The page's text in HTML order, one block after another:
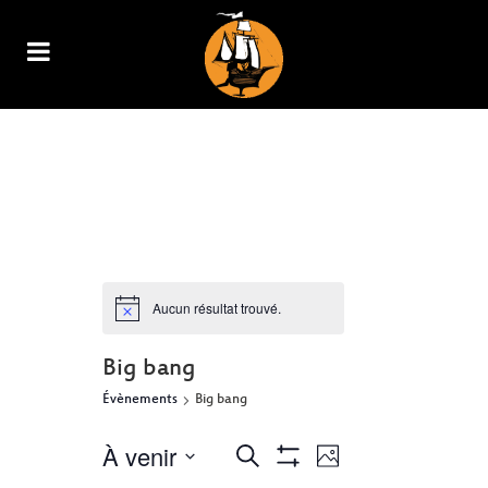
Aucun résultat trouvé.
Big bang
Évènements Big bang
RECHERCHE
Recherche
NAVIGATION
Photo
À venir